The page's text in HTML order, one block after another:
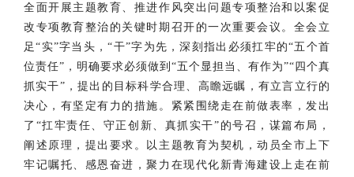
全面开展主题教育、推进作风突出问题专项整治和以案促
改专项教育整治的关键时期召开的一次重要会议。全会立
足“实”字当头，“干”字为先，深刻指出必须扛牢的“五个首
位责任”，明确要求必须做到“五个显担当、有作为”“四个真
抓实干”，提出的目标科学合理、高瞻远瞩，有立言立行的
决心，有坚定有力的措施。紧紧围绕走在前做表率，发出
了“扛牢责任、守正创新、真抓实干”的号召，谋篇布局，
阐述原理，提出要求。以主题教育为契机，动员全市上下
牢记嘱托、感恩奋进，聚力在现代化新青海建设上走在前